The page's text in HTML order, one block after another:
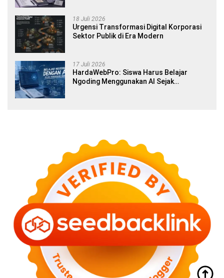
18 Juli 2026
Urgensi Transformasi Digital Korporasi
Sektor Publik di Era Modern
17 Juli 2026
HardaWebPro: Siswa Harus Belajar
Ngoding Menggunakan AI Sejak